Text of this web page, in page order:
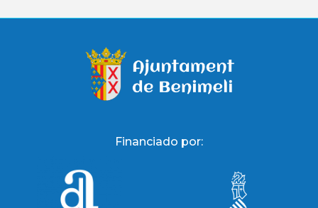
Financiado por: